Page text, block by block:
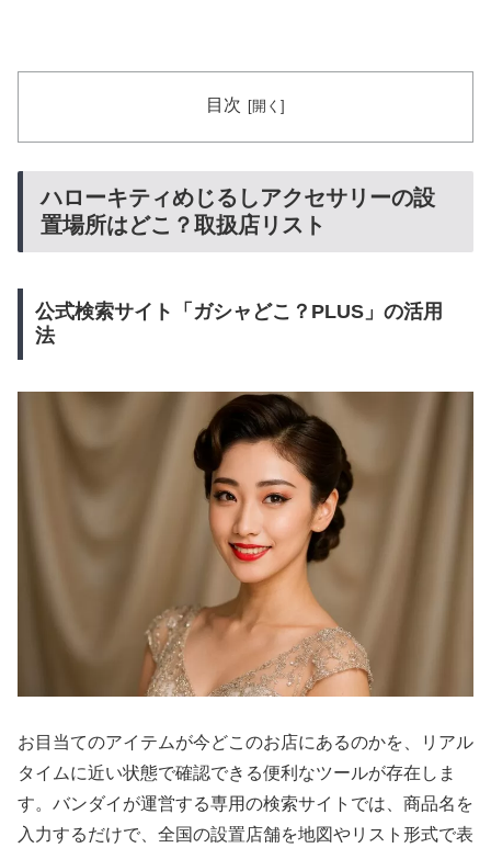
目次
ハローキティめじるしアクセサリーの設
置場所はどこ？取扱店リスト
公式検索サイト「ガシャどこ？PLUS」の活用
法
お目当てのアイテムが今どこのお店にあるのかを、リアル
タイムに近い状態で確認できる便利なツールが存在しま
す。バンダイが運営する専用の検索サイトでは、商品名を
入力するだけで、全国の設置店舗を地図やリスト形式で表